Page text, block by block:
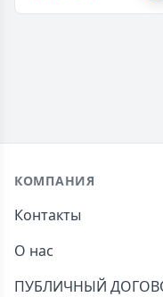
Footer
КОМПАНИЯ
Контакты
О нас
ПУБЛИЧНЫЙ